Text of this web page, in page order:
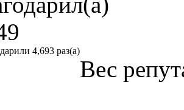
4,693 раз(а)
Вес